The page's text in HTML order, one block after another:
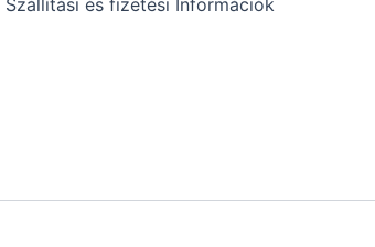
Szállítási és fizetési Információk